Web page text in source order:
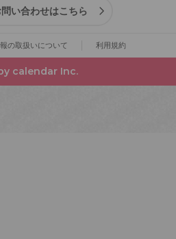
い合わせはこちら
の取扱いについて 利用規約
calendar Inc.